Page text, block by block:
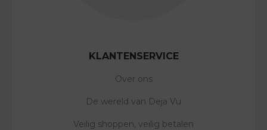
KLANTENSERVICE
Over ons
De wereld van Deja Vu
Veilig shoppen, veilig betalen